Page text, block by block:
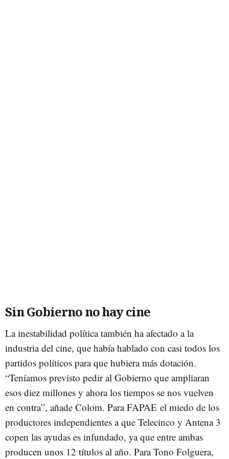
Sin Gobierno no hay cine
La inestabilidad política también ha afectado a la
industria del cine, que había hablado con casi todos los
partidos políticos para que hubiera más dotación.
“Teníamos previsto pedir al Gobierno que ampliaran
esos diez millones y ahora los tiempos se nos vuelven
en contra”, añade Colom. Para FAPAE el miedo de los
productores independientes a que Telecinco y Antena 3
copen las ayudas es infundado, ya que entre ambas
producen unos 12 títulos al año. Para Tono Folguera,